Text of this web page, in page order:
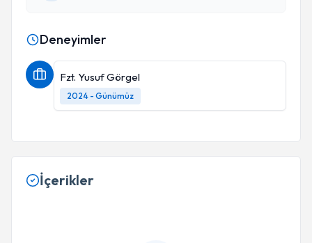
Deneyimler
Fzt. Yusuf Görgel
2024 - Günümüz
İçerikler